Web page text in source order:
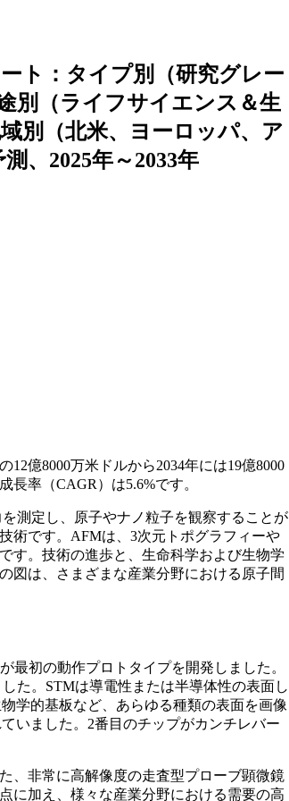
ト：タイプ別（研究グレー
別（ライフサイエンス＆生
別（北米、ヨーロッパ、ア
、2025年～2033年
億8000万米ドルから2034年には19億8000
長率（CAGR）は5.6%です。
測定し、原子やナノ粒子を観察することが
術です。AFMは、3次元トポグラフィーや
す。技術の進歩と、生命科学および生物学
図は、さまざまな産業分野における原子間
最初の動作プロトタイプを開発しました。
た。STMは導電性または半導体性の表面し
学的基板など、あらゆる種類の表面を画像
いました。2番目のチップがカンチレバー
、非常に高解像度の走査型プローブ顕微鏡
に加え、様々な産業分野における需要の高